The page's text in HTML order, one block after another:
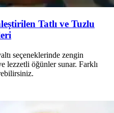
Tatlı ve Tuzlu
seçeneklerinde zengin
lezzetli öğünler sunar. Farklı